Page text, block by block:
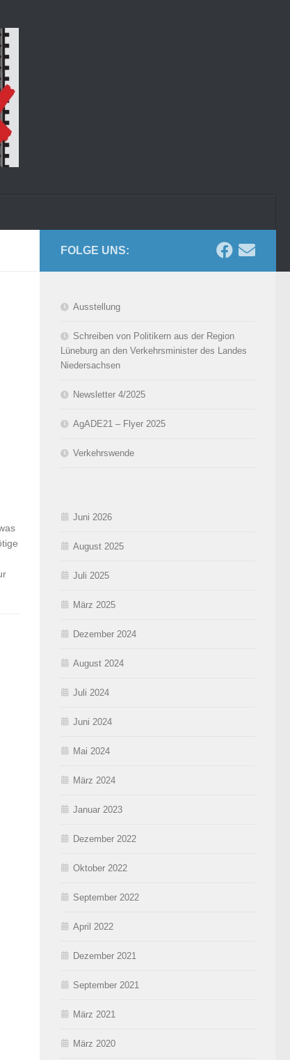
FOLGE UNS:
Ausstellung
Schreiben von Politikern aus der Region
Lüneburg an den Verkehrsminister des Landes
Niedersachsen
Newsletter 4/2025
AgADE21 – Flyer 2025
Verkehrswende
Juni 2026
August 2025
Juli 2025
März 2025
Dezember 2024
August 2024
Juli 2024
Juni 2024
Mai 2024
März 2024
Januar 2023
Dezember 2022
Oktober 2022
September 2022
April 2022
Dezember 2021
September 2021
März 2021
März 2020